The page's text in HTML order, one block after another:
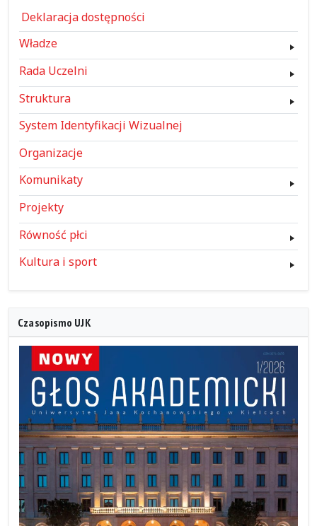
Deklaracja dostępności
Władze
Rada Uczelni
Struktura
System Identyfikacji Wizualnej
Organizacje
Komunikaty
Projekty
Równość płci
Kultura i sport
Czasopismo UJK